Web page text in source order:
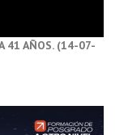
41 AÑOS. (14-07-